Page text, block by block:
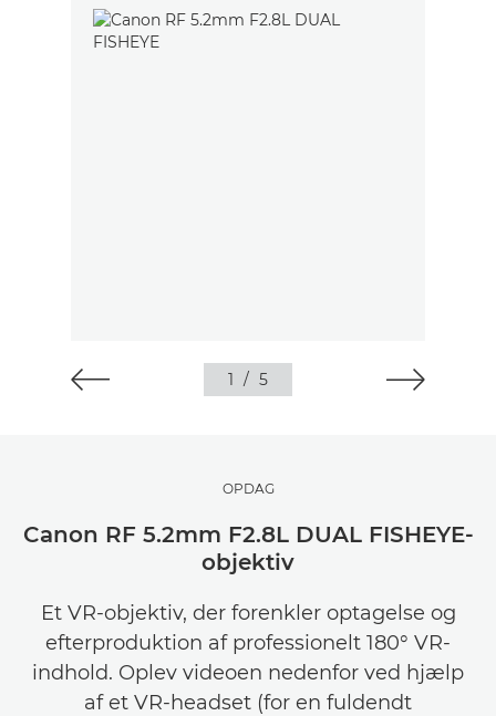
1 / 5
OPDAG
Canon RF 5.2mm F2.8L DUAL FISHEYE-
objektiv
Et VR-objektiv, der forenkler optagelse og
efterproduktion af professionelt 180° VR-
indhold. Oplev videoen nedenfor ved hjælp
af et VR-headset (for en fuldendt